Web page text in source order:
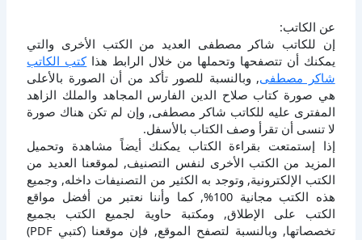
عن الكاتب:
إن للكاتب شاكر مصطفى العديد من الكتب الأخرى والتي
يمكنك أن تتصفحها وتحملها من خلال الرابط هذاكتب الكاتب
شاكر مصطفى, وبالنسبة للصور تأكد من أن الصورة بالأعلى
هي صورة كتاب صلاح الدين الفارس المجاهد والملك الزاهد
المفترى عليه للكاتب شاكر مصطفى, وإن لم تكن هناك صورة
لا تنسى أن تقرأ وصف الكتاب بالأسفل.
إذا إستمتعت بقراءة الكتاب يمكنك أيضاً مشاهدة وتحميل
المزيد من الكتب الأخرى لنفس التصنيف, لموقعنا العديد من
الكتب الإلكترونية, وتوجد به الكثير من التصنيفات داخله, وجميع
هذه الكتب مجانية 100%, كما وأننا نعتبر من أفضل مواقع
الكتب على الإطلاق, ومكتبة حاوية لجميع الكتب بجميع
تخصصاتها, وبالنسبة لتصفح الموقع, فإن موقعنا (كتبي PDF)